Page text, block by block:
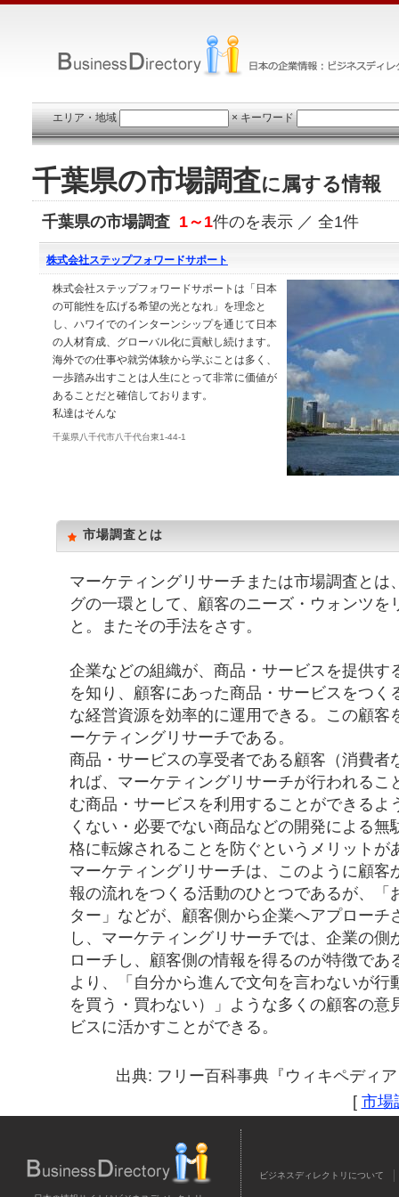
エリア・地域 × キーワード
千葉県の市場調査に属する情報
千葉県の市場調査 1～1件のを表示 ／ 全1件
株式会社ステップフォワードサポート
株式会社ステップフォワードサポートは「日本
の可能性を広げる希望の光となれ」を理念と
し、ハワイでのインターンシップを通じて日本
の人材育成、グローバル化に貢献し続けます。
海外での仕事や就労体験から学ぶことは多く、
一歩踏み出すことは人生にとって非常に価値が
あることだと確信しております。
私達はそんな
千葉県八千代市八千代台東1-44-1
市場調査とは
マーケティングリサーチまたは市場調査とは
グの一環として、顧客のニーズ・ウォンツを
と。またその手法をさす。
企業などの組織が、商品・サービスを提供す
を知り、顧客にあった商品・サービスをつく
な経営資源を効率的に運用できる。この顧客
ーケティングリサーチである。
商品・サービスの享受者である顧客（消費者
れば、マーケティングリサーチが行われるこ
む商品・サービスを利用することができるよ
くない・必要でない商品などの開発による無
格に転嫁されることを防ぐというメリットが
マーケティングリサーチは、このように顧客
報の流れをつくる活動のひとつであるが、「
ター」などが、顧客側から企業へアプローチ
し、マーケティングリサーチでは、企業の側
ローチし、顧客側の情報を得るのが特徴であ
より、「自分から進んで文句を言わないが行
を買う・買わない）」ような多くの顧客の意
ビスに活かすことができる。
出典: フリー百科事典『ウィキペディ
[ 市場
ビジネスディレクトリについて